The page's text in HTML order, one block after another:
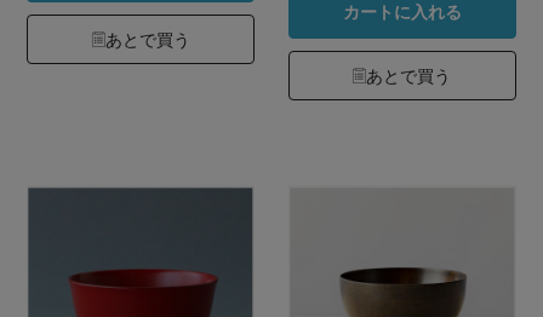
あとで買う
カートに入れる
あとで買う